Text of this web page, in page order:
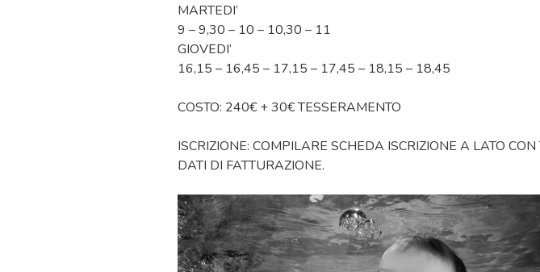
MARTEDI’
9 – 9,30 – 10 – 10,30 – 11
GIOVEDI’
16,15 – 16,45 – 17,15 – 17,45 – 18,15 – 18,45
COSTO: 240€ + 30€ TESSERAMENTO
ISCRIZIONE: COMPILARE SCHEDA ISCRIZIONE A LATO CON
DATI DI FATTURAZIONE.